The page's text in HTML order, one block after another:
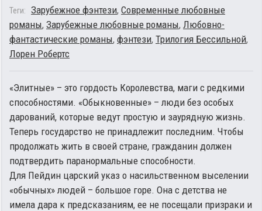
Теги: Зарубежное фэнтези, Современные любовные
романы, Зарубежные любовные романы, Любовно-
фантастические романы, фэнтези, Трилогия Бессильной,
Лорен Робертс
«Элитные» – это гордость Королевства, маги с редкими
способностями. «Обыкновенные» – люди без особых
дарований, которые ведут простую и заурядную жизнь.
Теперь государство не принадлежит последним. Чтобы
продолжать жить в своей стране, гражданин должен
подтвердить паранормальные способности.
Для Пейдин царский указ о насильственном выселении
«обычных» людей – большое горе. Она с детства не
имела дара к предсказаниям, ее не посещали призраки и